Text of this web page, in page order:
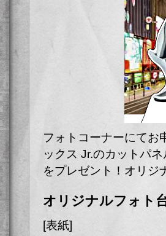
フォトコーナーにてお
ックス Jr.のカットパ
をプレゼント！オリジ
オリジナルフォト
[表紙]